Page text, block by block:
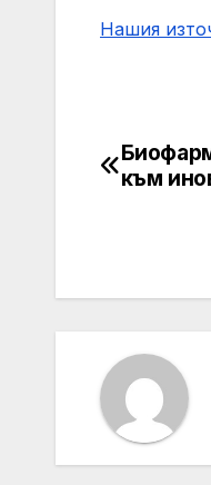
Нашия
Post
към